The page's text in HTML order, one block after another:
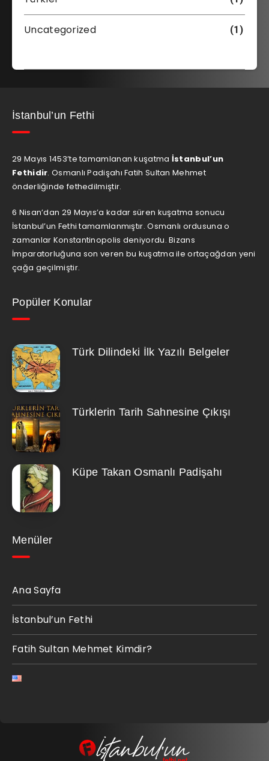
Uncategorized (1)
İstanbul’un Fethi
29 Mayıs 1453’te tamamlanan kuşatma İstanbul’un
Fethidir. Osmanlı Padişahı Fatih Sultan Mehmet
önderliğinde fethedilmiştir.
6 Nisan’dan 29 Mayıs’a kadar süren kuşatma sonucu
İstanbul’un Fethi tamamlanmıştır. Osmanlı ordusuna o
zamanlar Konstantinopolis deniyordu. Bizans
İmparatorluğuna son veren bu kuşatma ile ortaçağdan yeni
çağa geçilmiştir.
Popüler Konular
Türk Dilindeki İlk Yazılı Belgeler
Türklerin Tarih Sahnesine Çıkışı
Küpe Takan Osmanlı Padişahı
Menüler
Ana Sayfa
İstanbul’un Fethi
Fatih Sultan Mehmet Kimdir?